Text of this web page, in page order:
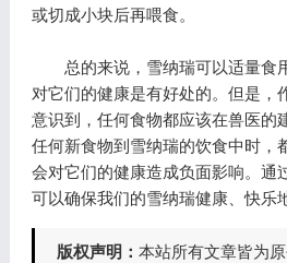
或切成小块后再喂食。
总的来说，雪纳瑞可以适量食
对它们的健康是有好处的。但是，
意识到，任何食物都应该在兽医的
任何新食物到雪纳瑞的饮食中时，
会对它们的健康造成负面影响。通
可以确保我们的雪纳瑞健康、快乐
版权声明： 本站所有文章皆为